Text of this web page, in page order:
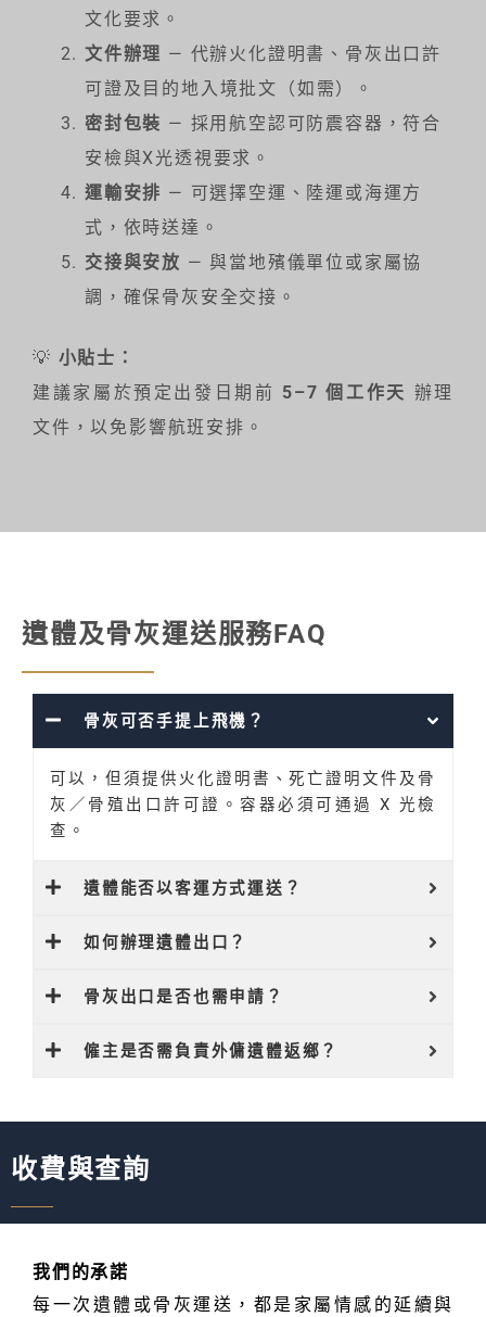
文化要求。
文件辦理 — 代辦火化證明書、骨灰出口許
可證及目的地入境批文（如需）。
密封包裝 — 採用航空認可防震容器，符合
安檢與X光透視要求。
運輸安排 — 可選擇空運、陸運或海運方
式，依時送達。
交接與安放 — 與當地殯儀單位或家屬協
調，確保骨灰安全交接。
💡 小貼士：
建議家屬於預定出發日期前 5–7 個工作天 辦理
文件，以免影響航班安排。
遺體及骨灰運送服務FAQ
骨灰可否手提上飛機？
可以，但須提供火化證明書、死亡證明文件及骨
灰／骨殖出口許可證。容器必須可通過 X 光檢
查。
遺體能否以客運方式運送？
如何辦理遺體出口？
骨灰出口是否也需申請？
僱主是否需負責外傭遺體返鄉？
收費與查詢
我們的承諾
每一次遺體或骨灰運送，都是家屬情感的延續與